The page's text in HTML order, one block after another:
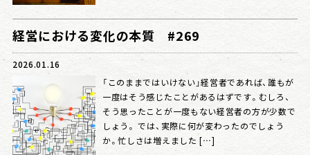
経営における変化の本質 #269
2026.01.16
「このままではいけない」経営者であれば、誰もが
一度はそう感じたことがあるはずです。むしろ、
そう思ったことが一度もない経営者の方が少数で
しょう。 では、実際に何が変わったのでしょう
か。忙しさは増えました […]